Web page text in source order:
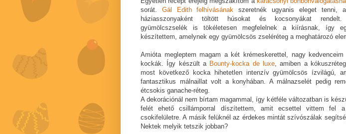
sorát. Gál Edith felhívásának szeretnék ugyanis eleget tenni,
háziasszonyaként töltött húsokat és kocsonyákat
gyümölcszselék is tökéletesen megfelelnek a kiírásnak, így
készítettem, amelynek egy gyümölcsös zseléréteg a meghatározó
Amióta megleptem magam a két krémeskerettel, nagy
kockák. Így készült a Bounty-kocka de luxe, amiben a
most következő kocka hihetetlen intenzív gyümölcsös ízvilágú,
fantasztikus málnaillat volt a konyhában. A málnazselét pedig
étcsokis ganache-réteg.
A dekorációnál nem bírtam magammal, így kétféle változatban is
felét ehető csillámporral díszítettem, amit ecsettel vittem fel a
csokifelületre. A másik felüknél az érdekes mintát szívószálak
Nektek melyik tetszik jobban?